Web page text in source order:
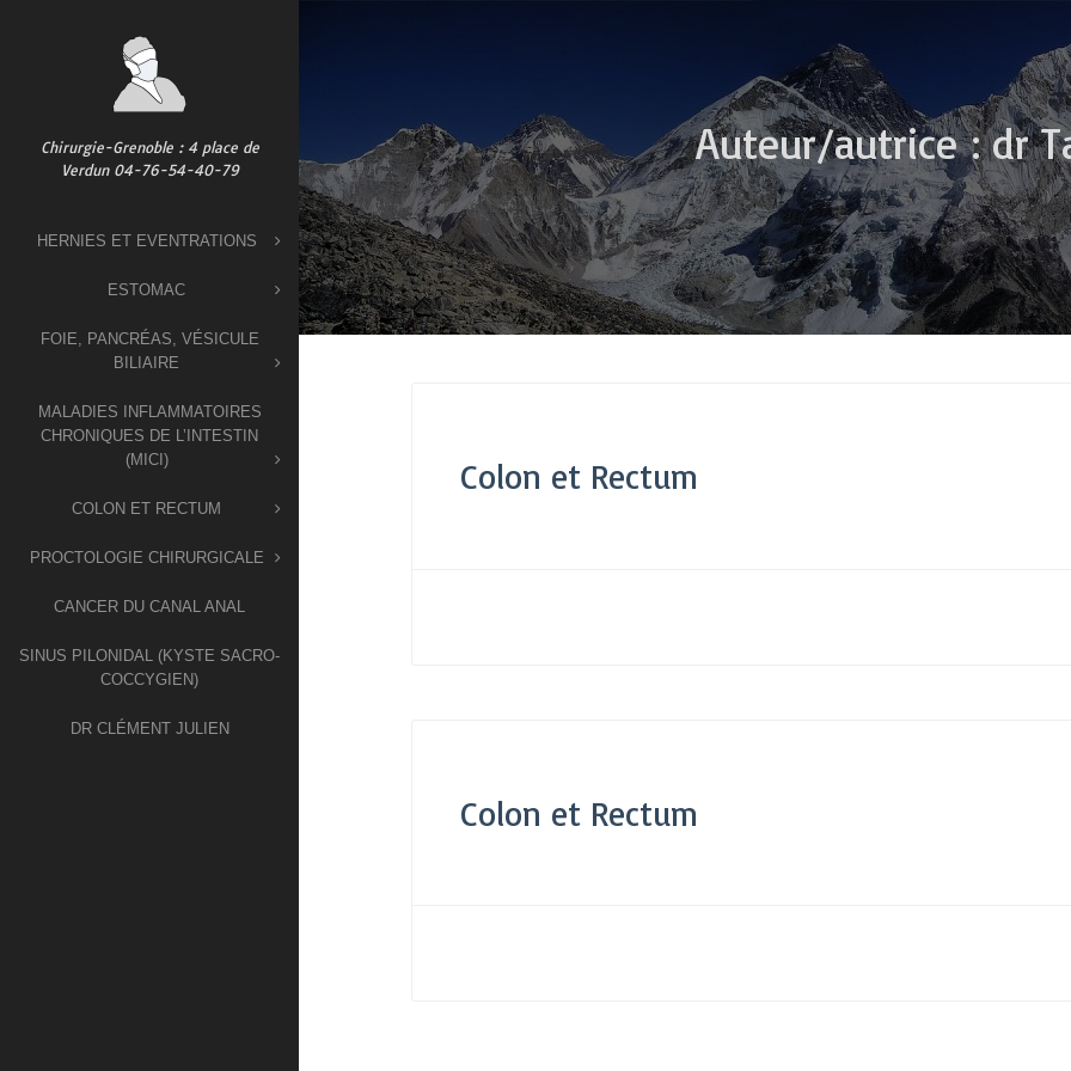
Chirurgie-Grenoble : 4 place de
Verdun 04-76-54-40-79
HERNIES ET EVENTRATIONS
ESTOMAC
FOIE, PANCRÉAS, VÉSICULE
BILIAIRE
MALADIES INFLAMMATOIRES
CHRONIQUES DE L’INTESTIN
(MICI)
COLON ET RECTUM
PROCTOLOGIE CHIRURGICALE
CANCER DU CANAL ANAL
SINUS PILONIDAL (KYSTE SACRO-
COCCYGIEN)
DR CLÉMENT JULIEN
Auteur/autrice :dr
Colon et Rectum
Colon et Rectum